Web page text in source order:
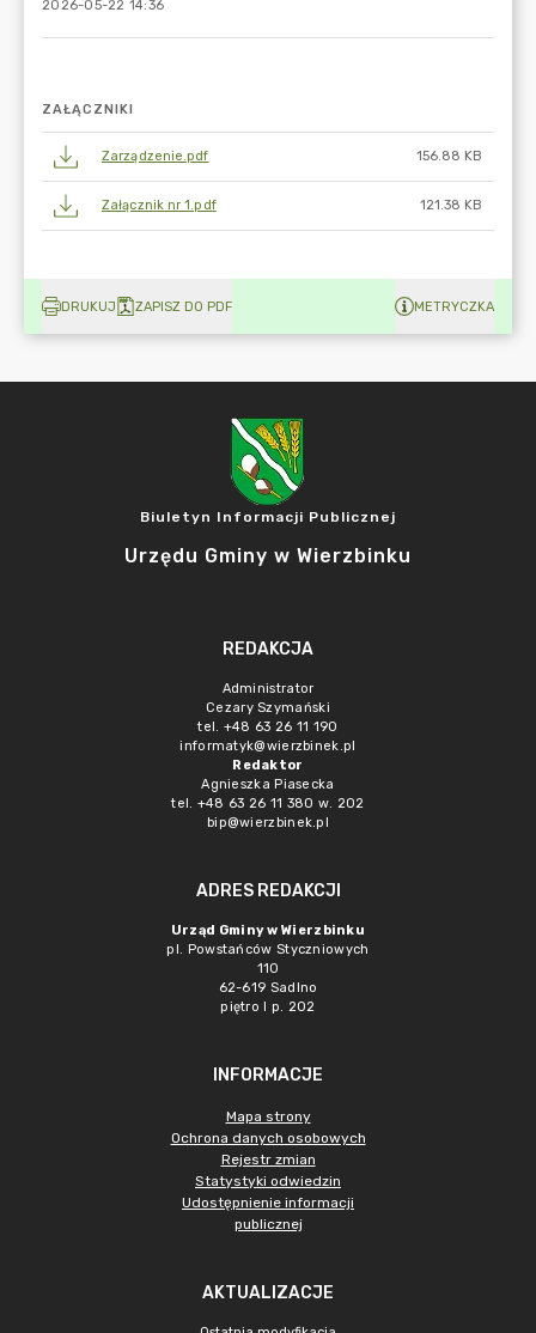
2026-05-22 14:36
ZAŁĄCZNIKI
Zarządzenie.pdf 156.88 KB
Załącznik nr 1.pdf 121.38 KB
DRUKUJ ZAPISZ DO PDF METRYCZKA
Biuletyn Informacji Publicznej
Urzędu Gminy w Wierzbinku
REDAKCJA
Administrator
Cezary Szymański
tel. +48 63 26 11 190
informatyk@wierzbinek.pl
Redaktor
Agnieszka Piasecka
tel. +48 63 26 11 380 w. 202
bip@wierzbinek.pl
ADRES REDAKCJI
Urząd Gminy w Wierzbinku
pl. Powstańców Styczniowych
110
62-619 Sadlno
piętro I p. 202
INFORMACJE
Mapa strony
Ochrona danych osobowych
Rejestr zmian
Statystyki odwiedzin
Udostępnienie informacji
publicznej
AKTUALIZACJE